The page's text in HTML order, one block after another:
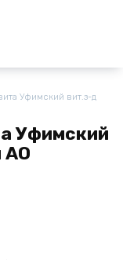
Уфимский вит.з-д
Уфимский
АО